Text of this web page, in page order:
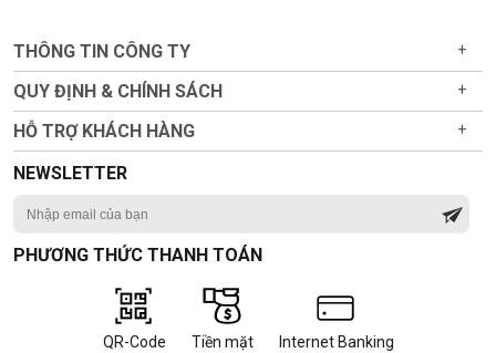
THÔNG TIN CÔNG TY +
QUY ĐỊNH & CHÍNH SÁCH +
HỖ TRỢ KHÁCH HÀNG +
NEWSLETTER
PHƯƠNG THỨC THANH TOÁN
QR-Code Tiền mặt Internet Banking